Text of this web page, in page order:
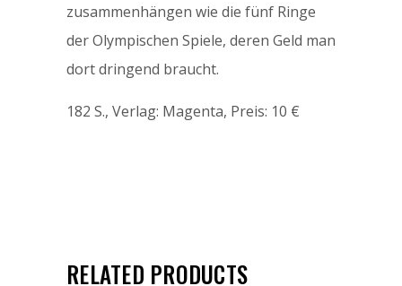
zusammenhängen wie die fünf Ringe
der Olympischen Spiele, deren Geld man
dort dringend braucht.
182 S., Verlag: Magenta, Preis: 10 €
RELATED PRODUCTS